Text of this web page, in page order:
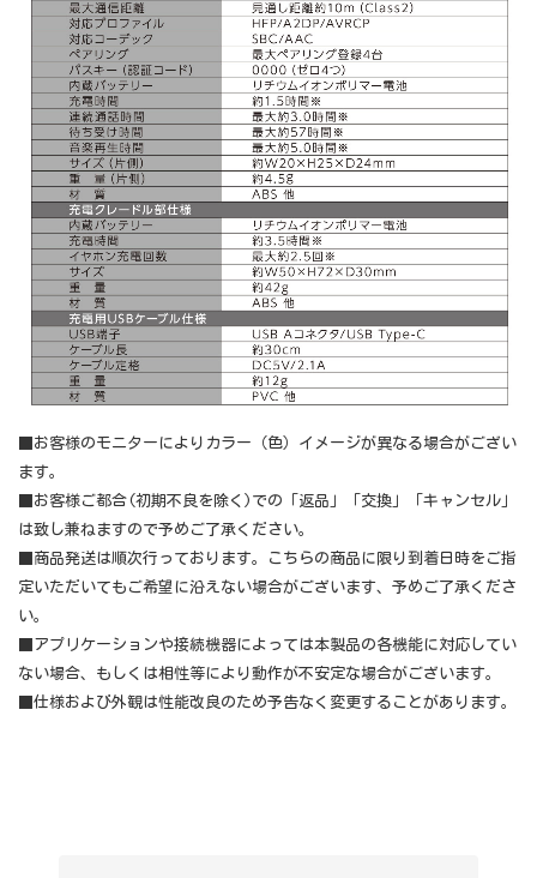
■お客様のモニターによりカラー（色）イメージが異なる場合がござい
ます。
■お客様ご都合(初期不良を除く)での「返品」「交換」「キャンセル」
は致し兼ねますので予めご了承ください。
■商品発送は順次行っております。こちらの商品に限り到着日時をご指
定いただいてもご希望に沿えない場合がございます、予めご了承くださ
い。
■アプリケーションや接続機器によっては本製品の各機能に対応してい
ない場合、もしくは相性等により動作が不安定な場合がございます。
■仕様および外観は性能改良のため予告なく変更することがあります。